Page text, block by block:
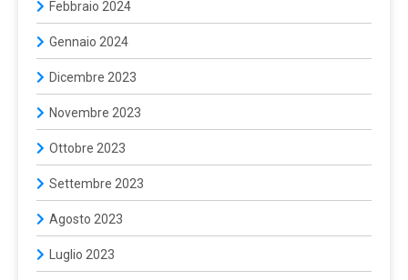
Febbraio 2024
Gennaio 2024
Dicembre 2023
Novembre 2023
Ottobre 2023
Settembre 2023
Agosto 2023
Luglio 2023